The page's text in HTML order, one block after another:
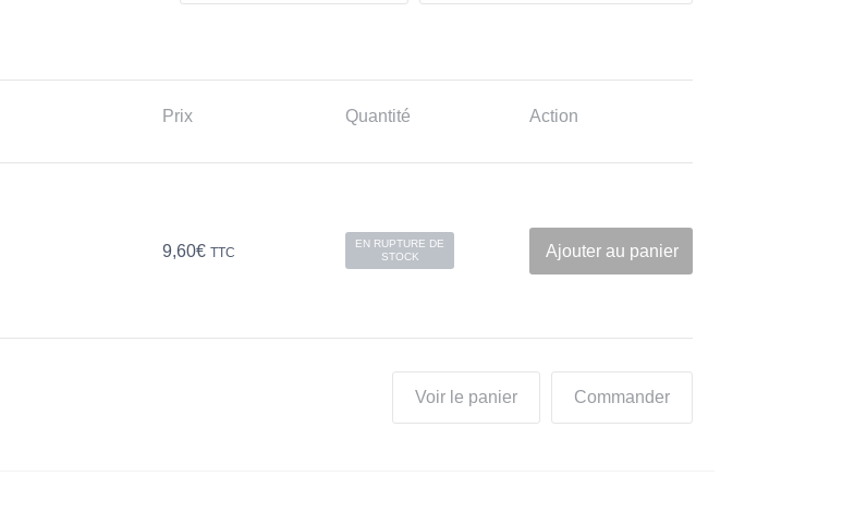
Prix Quantité Action
9,60€ TTC
EN RUPTURE DE
STOCK
Ajouter au panier
Commander
Voir le panier